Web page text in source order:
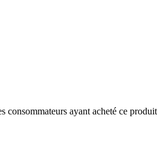
ayant acheté ce